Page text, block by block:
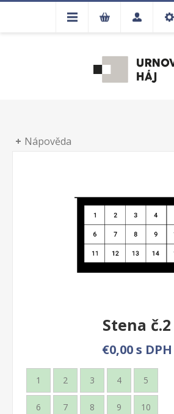
Nápověda
Stena č.2
€0,00 s DPH
1 2 3 4 5
6 7 8 9 10